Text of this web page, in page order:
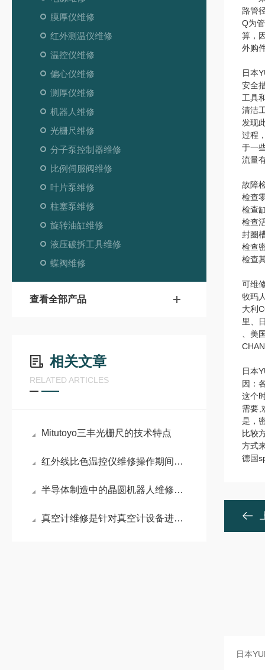
膜厚仪维修
红外测温仪维修
温控仪维修
偏心仪维修
测厚仪维修
机器人维修
光栅尺维修
分子泵控制器维修
比例伺服阀维修
叶片泵维修
柱塞泵维修
旋转油缸维修
液压破拆工具维修
蝶阀维修
查看全部产品
相关文章
RELATED ARTICLES
Mitutoyo三丰光栅尺的技术特点
红外线比色温控仪维修操作期间的注意事项
半导体制造中的晶圆机器人维修：系统化排障与精密维护策略
真空计维修是针对真空计设备进行故障排查修复和保养的服务
路管
Q为
算，
外购
日本
安全
工具
清洁
发现
过程
于一
流量
故障
检查
检查
检查
封圈
检查
检查
可维
牧玛
大利
里、
、美
日本
因：
这个
需要,
是，
比较
方式
德国